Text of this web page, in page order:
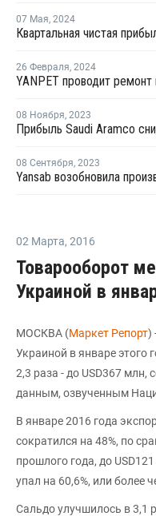
07 Мая, 2024
Квартальная чистая
26 Февраля, 2024
YANPET проводит ремонт
08 Ноября, 2023
08 Сентября, 2023
02 Марта, 2016
Товарооборот
Украиной в
МОСКВА (Маркет Репорт)
Украиной в январе этого
2,3 раза - до USD367 млн,
данным, озвученным
В январе 2016 года
сократился на 48%, по
прошлого года, до
упал на 60,6%, или более
Cальдо улучшилось в 3,1